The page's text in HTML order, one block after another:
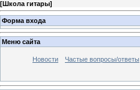
[Школа гитары]
Форма входа
Меню сайта
Новости Частые вопросы/ответы